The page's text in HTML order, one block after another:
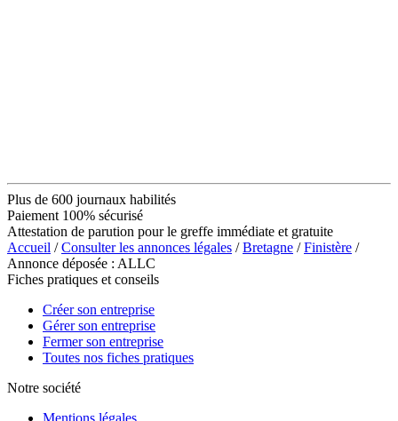
Plus de 600 journaux habilités
Paiement 100% sécurisé
Attestation de parution pour le greffe immédiate et gratuite
Accueil /Consulter les annonces légales /Bretagne /Finistère /
Annonce déposée : ALLC
Fiches pratiques et conseils
Créer son entreprise
Gérer son entreprise
Fermer son entreprise
Toutes nos fiches pratiques
Notre société
Mentions légales